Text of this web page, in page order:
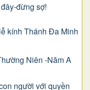
đừng sợ!
kính Thánh Đa Minh
Niên -Năm A
người với quyền